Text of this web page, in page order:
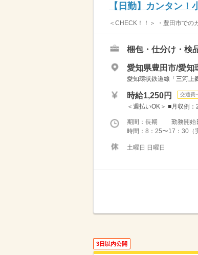
【日勤】カンタン
＜CHECK！！＞ ・豊田市での
梱包・仕分け・検
愛知県豊田市/愛知
愛知環状鉄道線「三河上
時給1,250円 交通費
＜週払いOK＞ ■月収例
期間：長期 勤務開始
時間：8：25〜17：30（
土曜日 日曜日
3日以内公開